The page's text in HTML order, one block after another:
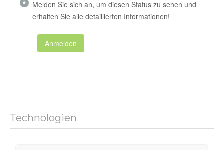
Melden Sie sich an, um diesen Status zu sehen und
erhalten Sie alle detaillierten Informationen!
Anmelden
Technologien